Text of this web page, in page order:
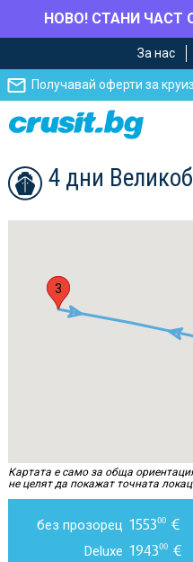
НОВО! СТАНИ ЧАСТ
главното
съдържание
Навигацията
За нас
Получавай оферти за
4 дни
2
3
Картата е само за обща
не целят да покажат точната
без прозорец 155300€
Deluxe 194300€